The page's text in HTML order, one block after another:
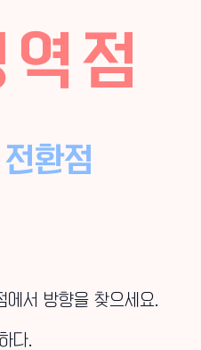
점
환점
서 방향을 찾으세요.
다.